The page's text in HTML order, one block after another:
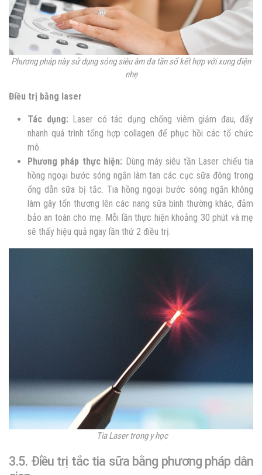
Phương pháp này sử dụng sóng siêu âm đa tần số kết hợp với xung điện
nhẹ
Điều trị bằng laser
Tác dụng: Laser có tác dụng chống viêm giảm đau, đẩy
nhanh quá trình tổng hợp collagen để phục hồi các tổ chức
mô.
Phương pháp thực hiện: Dùng máy siêu tần Laser chiếu tia
hồng ngoại bước sóng ngắn làm tan các cục sữa đông trong
ống dẫn sữa bị tắc. Tia hồng ngoại bước sóng ngắn không
làm gây tổn thương lên các nang sữa bình thường khác, đảm
bảo an toàn cho mẹ. Mỗi lần thực hiện khoảng 30 phút và mẹ
sẽ thấy hiệu quả ngay lần thứ 2 điều trị.
Tia Laser trong y học
3.5. Điều trị tắc tia sữa bằng phương pháp dân